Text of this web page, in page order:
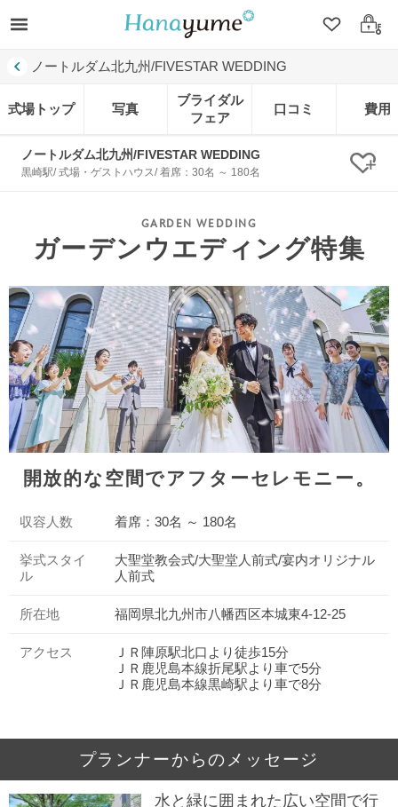
クリップ
ログ
ノートルダム北九州/FIVESTAR WEDDING
式場トップ 写真
ブライダル
フェア
口コミ 費用
ノートルダム北九州/FIVESTAR WEDDING
黒崎駅/ 式場・ゲストハウス/ 着席：30名 ～ 180名 ク
ガーデンウエディング特集
開放的な空間でアフターセレモニー。
収容人数 着席：30名 ～ 180名
挙式スタイ
ル
大聖堂教会式/大聖堂人前式/宴内オリジナル
人前式
所在地 福岡県北九州市八幡西区本城東4-12-25
アクセス
ＪＲ陣原駅北口より徒歩15分
ＪＲ鹿児島本線折尾駅より車で5分
ＪＲ鹿児島本線黒崎駅より車で8分
プランナーからのメッセージ
水と緑に囲まれた広い空間で行